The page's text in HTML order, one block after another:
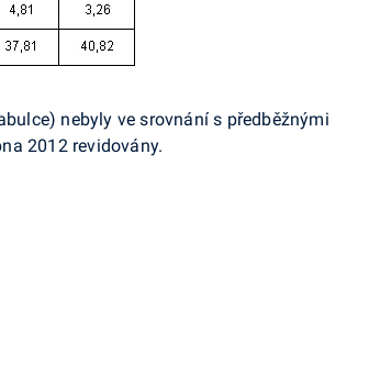
nebyly ve srovnání s předběžnými
2012 revidovány.